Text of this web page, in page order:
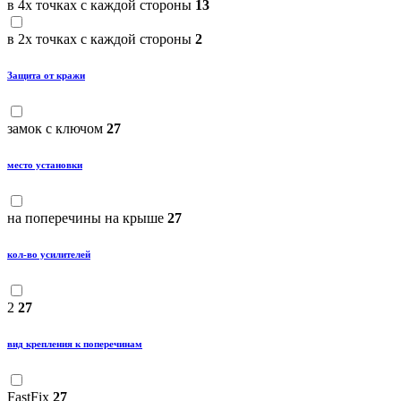
в 4х точках с каждой стороны 13
в 2х точках с каждой стороны 2
Защита от кражи
замок с ключом 27
место установки
на поперечины на крыше 27
кол-во усилителей
2 27
вид крепления к поперечинам
FastFix 27